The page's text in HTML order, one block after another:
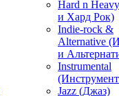
Hard n
и Хард Рок)
Indie-rock &
Alternative
и
Instrumental
Jazz (Джаз)